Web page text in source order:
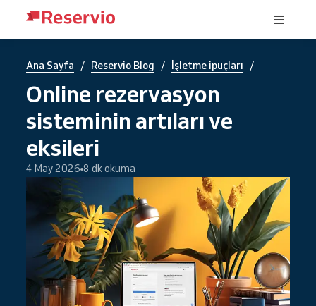
Ana Sayfa / Reservio Blog / İşletme ipuçları /
Online rezervasyon
sisteminin artıları ve
eksileri
4 May 2026 8 dk okuma